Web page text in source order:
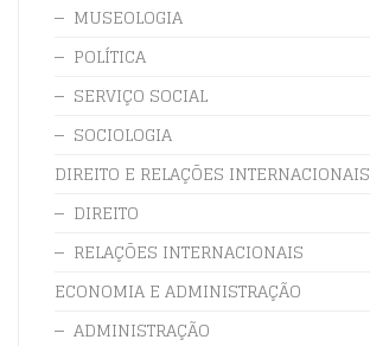
MUSEOLOGIA
POLÍTICA
SERVIÇO SOCIAL
SOCIOLOGIA
DIREITO E RELAÇÕES INTERNACIONAIS
DIREITO
RELAÇÕES INTERNACIONAIS
ECONOMIA E ADMINISTRAÇÃO
ADMINISTRAÇÃO